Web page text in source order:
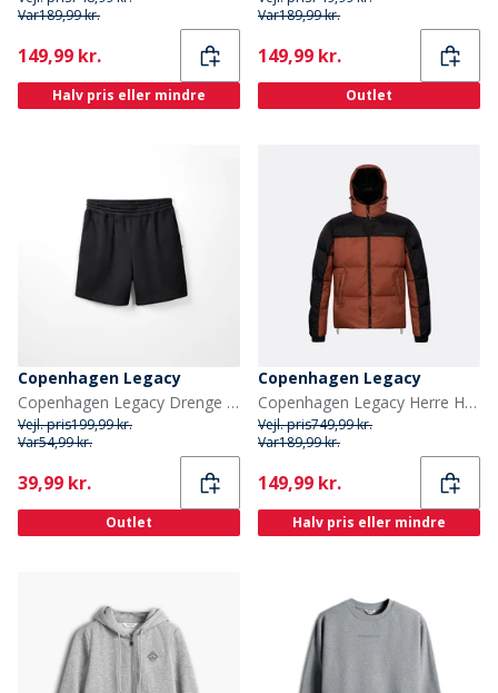
Var189,99 kr.
Current
149,99 kr.
Halv pris eller mindre
Var189,99 kr.
Current
149,99 kr.
Outlet
Copenhagen Legacy
Copenhagen Legacy Drenge Sweat Shorts Antracit
Vejl. pris199,99 kr.
Var54,99 kr.
Current
39,99 kr.
Outlet
Copenhagen Legacy
Copenhagen Legacy Herre Hættejakke Rust / Sort
Vejl. pris749,99 kr.
Var189,99 kr.
Current
149,99 kr.
Halv pris eller mindre